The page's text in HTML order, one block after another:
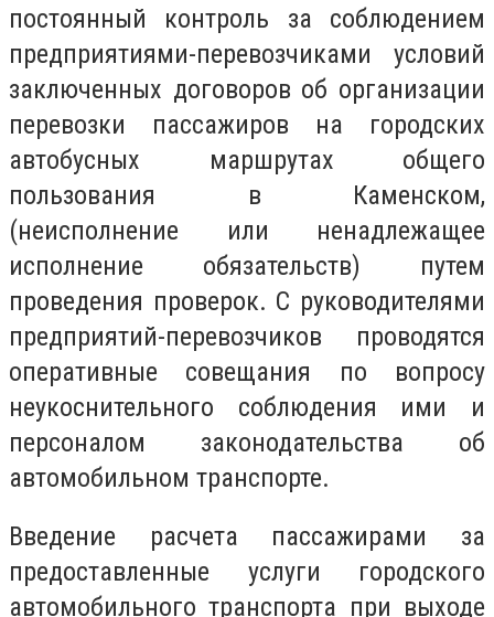
постоянный контроль за соблюдением
предприятиями-перевозчиками условий
заключенных договоров об организации
перевозки пассажиров на городских
автобусных маршрутах общего
пользования в Каменском,
(неисполнение или ненадлежащее
исполнение обязательств) путем
проведения проверок. С руководителями
предприятий-перевозчиков проводятся
оперативные совещания по вопросу
неукоснительного соблюдения ими и
персоналом законодательства об
автомобильном транспорте.
Введение расчета пассажирами за
предоставленные услуги городского
автомобильного транспорта при выходе